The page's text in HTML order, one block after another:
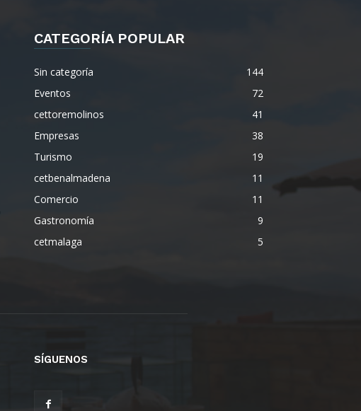
CATEGORÍA POPULAR
Sin categoría
144
Eventos
72
cettoremolinos
41
Empresas
38
Turismo
19
cetbenalmadena
11
Comercio
11
Gastronomía
9
cetmalaga
5
SÍGUENOS